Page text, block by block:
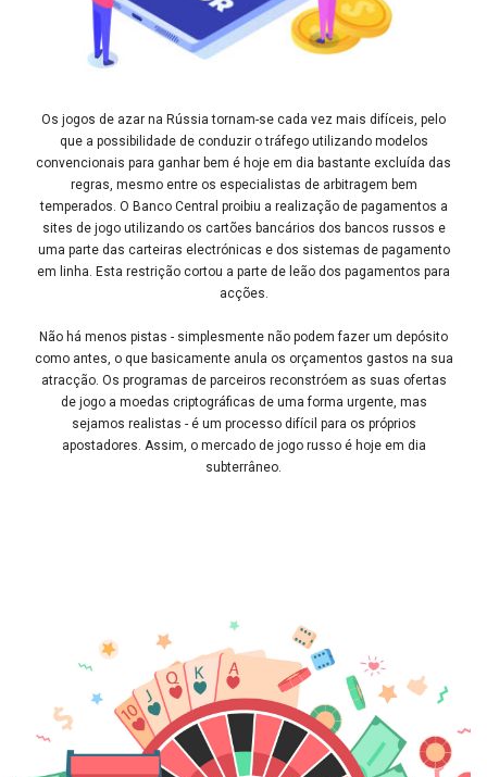
Os jogos de azar na Rússia tornam-se cada vez mais difíceis, pelo
que a possibilidade de conduzir o tráfego utilizando modelos
convencionais para ganhar bem é hoje em dia bastante excluída das
regras, mesmo entre os especialistas de arbitragem bem
temperados. O Banco Central proibiu a realização de pagamentos a
sites de jogo utilizando os cartões bancários dos bancos russos e
uma parte das carteiras electrónicas e dos sistemas de pagamento
em linha. Esta restrição cortou a parte de leão dos pagamentos para
acções.
Não há menos pistas - simplesmente não podem fazer um depósito
como antes, o que basicamente anula os orçamentos gastos na sua
atracção. Os programas de parceiros reconstróem as suas ofertas
de jogo a moedas criptográficas de uma forma urgente, mas
sejamos realistas - é um processo difícil para os próprios
apostadores. Assim, o mercado de jogo russo é hoje em dia
subterrâneo.